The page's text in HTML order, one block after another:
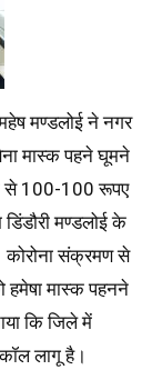
मण्डलोई ने नगर
मास्क पहने घूमने
से 100-100 रूपए
मण्डलोई के
कोरोना संक्रमण से
हमेषा मास्क पहनने
कि जिले में
लागू है।